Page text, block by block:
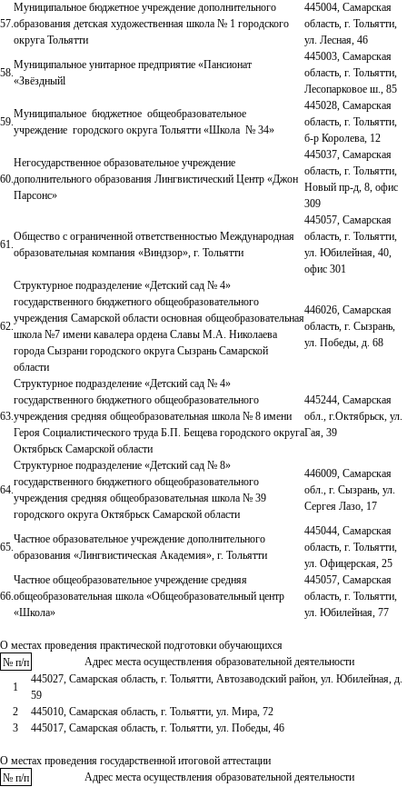
57.
Муниципальное бюджетное учреждение дополнительного
образования детская художественная школа № 1 городского
округа Тольятти
445004, Самарская
область, г. Тольятти,
ул. Лесная, 46
58.
Муниципальное унитарное предприятие «Пансионат
«Звёздныйl
445003, Самарская
область, г. Тольятти,
Лесопарковое ш., 85
59.
Муниципальное бюджетное общеобразовательное
учреждение городского округа Тольятти «Школа № 34»
445028, Самарская
область, г. Тольятти,
б-р Королева, 12
60.
Негосударственное образовательное учреждение
дополнительного образования Лингвистический Центр «Джон
Парсонс»
445037, Самарская
область, г. Тольятти,
Новый пр-д, 8, офис
309
61.
Общество с ограниченной ответственностью Международная
образовательная компания «Виндзор», г. Тольятти
445057, Самарская
область, г. Тольятти,
ул. Юбилейная, 40,
офис 301
62.
Структурное подразделение «Детский сад № 4»
государственного бюджетного общеобразовательного
учреждения Самарской области основная общеобразовательная
школа №7 имени кавалера ордена Славы М.А. Николаева
города Сызрани городского округа Сызрань Самарской
области
446026, Самарская
область, г. Сызрань,
ул. Победы, д. 68
63.
Структурное подразделение «Детский сад № 4»
государственного бюджетного общеобразовательного
учреждения средняя общеобразовательная школа № 8 имени
Героя Социалистического труда Б.П. Бещева городского округа
Октябрьск Самарской области
445244, Самарская
обл., г.Октябрьск, ул.
Гая, 39
64.
Структурное подразделение «Детский сад № 8»
государственного бюджетного общеобразовательного
учреждения средняя общеобразовательная школа № 39
городского округа Октябрьск Самарской области
446009, Самарская
обл., г. Сызрань, ул.
Сергея Лазо, 17
65.
Частное образовательное учреждение дополнительного
образования «Лингвистическая Академия», г. Тольятти
445044, Самарская
область, г. Тольятти,
ул. Офицерская, 25
66.
Частное общеобразовательное учреждение средняя
общеобразовательная школа «Общеобразовательный центр
«Школа»
445057, Самарская
область, г. Тольятти,
ул. Юбилейная, 77
О местах проведения практической подготовки обучающихся
№ п/п
Адрес места осуществления образовательной деятельности
1
445027, Самарская область, г. Тольятти, Автозаводский район, ул. Юбилейная, д.
59
2
445010, Самарская область, г. Тольятти, ул. Мира, 72
3
445017, Самарская область, г. Тольятти, ул. Победы, 46
О местах проведения государственной итоговой аттестации
№ п/п
Адрес места осуществления образовательной деятельности